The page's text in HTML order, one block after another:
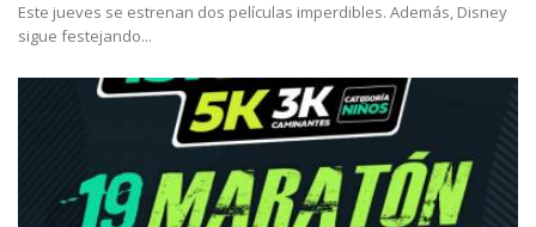
Este jueves se estrenan dos películas imperdibles. Además, Disney
sigue festejando...